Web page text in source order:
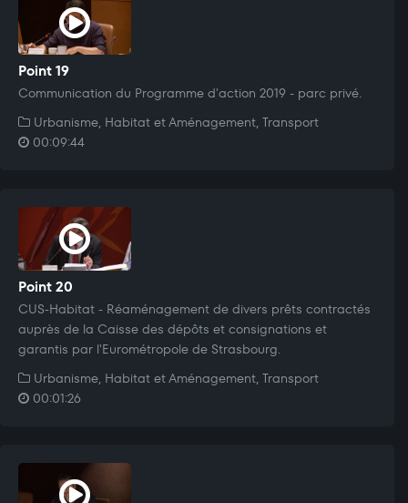
Point 19
Communication du Programme d'action 2019 - parc privé.
Urbanisme, Habitat et Aménagement, Transport
00:09:44
Point 20
CUS-Habitat - Réaménagement de divers prêts contractés
auprès de la Caisse des dépôts et consignations et
garantis par l'Eurométropole de Strasbourg.
Urbanisme, Habitat et Aménagement, Transport
00:01:26